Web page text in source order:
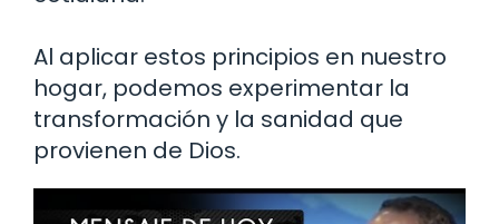
Al aplicar estos principios en nuestro
hogar, podemos experimentar la
transformación y la sanidad que
provienen de Dios.